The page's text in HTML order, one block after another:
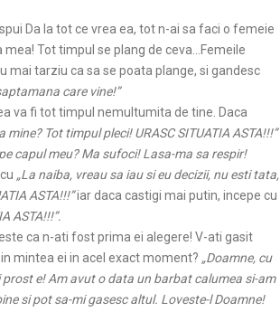
Da la tot ce vrea ea, tot n-ai sa faci o femeie
Tot timpul se plang de ceva…Femeile
mai tarziu ca sa se poata plange, si gandesc
care vine!”
va fi tot timpul nemultumita de tine. Daca
Tot timpul pleci! URASC SITUATIA ASTA!!!”
capul meu? Ma sufoci! Lasa-ma sa respir!
„La naiba, vreau sa iau si eu decizii, nu esti tata,
ASTA!!!”iar daca castigi mai putin, incepe cu
ASTA!!!”.
ca n-ati fost prima ei alegere! V-ati gasit
mintea ei in acel exact moment? „Doamne, cu
e! Am avut o data un barbat calumea si-am
si pot sa-mi gasesc altul. Loveste-l Doamne!